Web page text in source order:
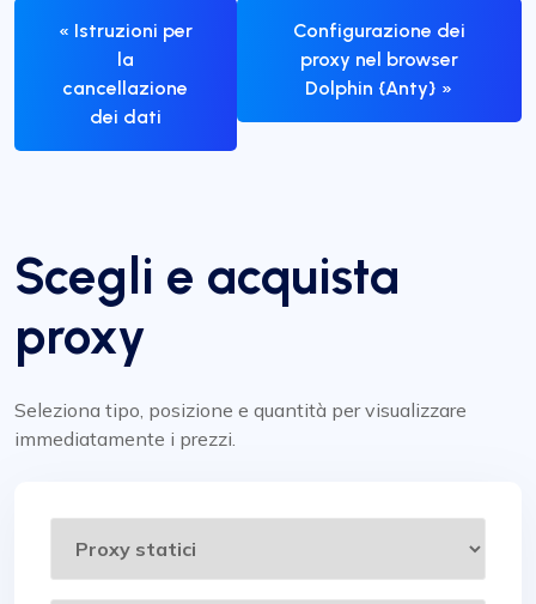
« Istruzioni per
la
cancellazione
dei dati
Configurazione dei
proxy nel browser
Dolphin {Anty} »
Scegli e acquista
proxy
Seleziona tipo, posizione e quantità per visualizzare
immediatamente i prezzi.